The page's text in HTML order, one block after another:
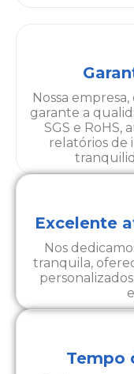
Nossa
garante a
SGS e RoHS,
relatórios de
Excelente
Nos
tranquila,
Tempo